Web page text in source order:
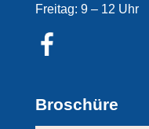
Freitag: 9 – 12 Uhr
Broschüre